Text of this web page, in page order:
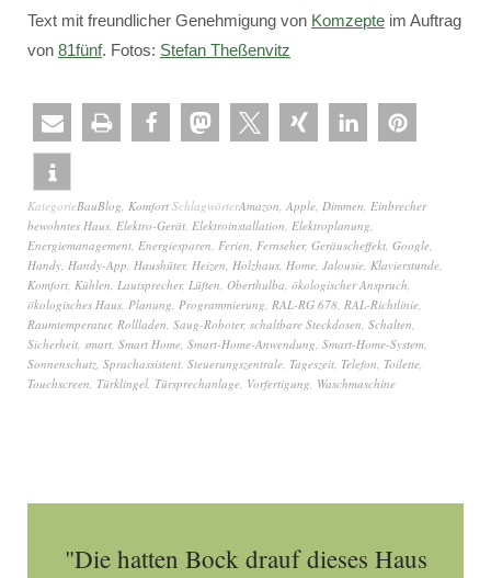
Text mit freundlicher Genehmigung von Komzepte im Auftrag
von 81fünf. Fotos: Stefan Theßenvitz
KategorieBauBlog, Komfort SchlagwörterAmazon, Apple, Dimmen, Einbrecher
bewohntes Haus, Elektro-Gerät, Elektroinstallation, Elektroplanung,
Energiemanagement, Energiesparen, Ferien, Fernseher, Geräuscheffekt, Google,
Handy, Handy-App, Haushüter, Heizen, Holzhaus, Home, Jalousie, Klavierstunde,
Komfort, Kühlen, Lautsprecher, Lüften, Oberthulba, ökologischer Anspruch,
ökologisches Haus, Planung, Programmierung, RAL-RG 678, RAL-Richtlinie,
Raumtemperatur, Rollladen, Saug-Roboter, schaltbare Steckdosen, Schalten,
Sicherheit, smart, Smart Home, Smart-Home-Anwendung, Smart-Home-System,
Sonnenschutz, Sprachassistent, Steuerungszentrale, Tageszeit, Telefon, Toilette,
Touchscreen, Türklingel, Türsprechanlage, Vorfertigung, Waschmaschine
"Die hatten Bock drauf dieses Haus